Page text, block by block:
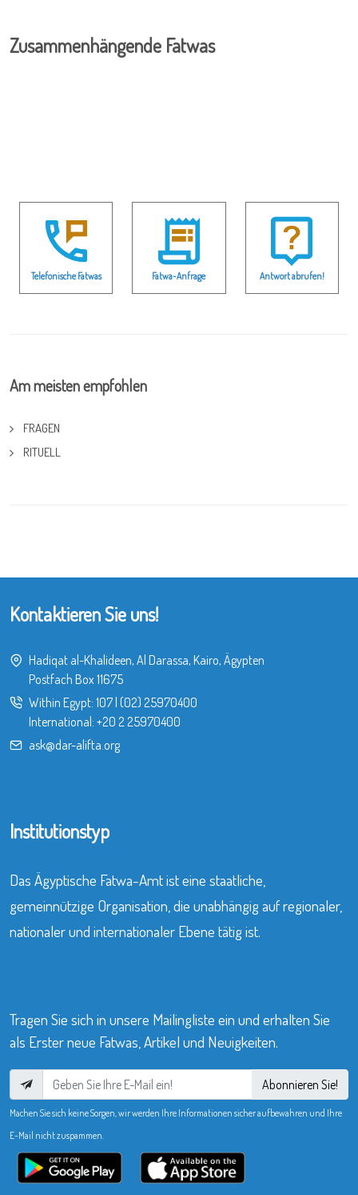
Zusammenhängende Fatwas
Telefonische Fatwas Fatwa-Anfrage Antwort abrufen!
Am meisten empfohlen
FRAGEN
RITUELL
Kontaktieren Sie uns!
Hadiqat al-Khalideen, Al Darassa, Kairo, Ägypten
Postfach Box 11675
Within Egypt: 107| (02) 25970400
International: +20 2 25970400
ask@dar-alifta.org
Institutionstyp
Das Ägyptische Fatwa-Amt ist eine staatliche,
gemeinnützige Organisation, die unabhängig auf regionaler,
nationaler und internationaler Ebene tätig ist.
Tragen Sie sich in unsere Mailingliste ein und erhalten Sie
als Erster neue Fatwas, Artikel und Neuigkeiten.
Abonnieren Sie!
Machen Sie sich keine Sorgen, wir werden Ihre Informationen sicher aufbewahren und Ihre
E-Mail nicht zuspammen.